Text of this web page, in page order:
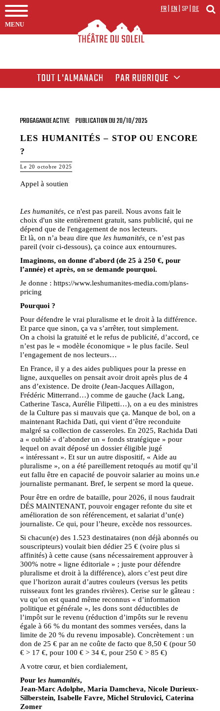
MENU
FR|EN|SP|DE
TOUT L'ALMANACH PAR RUBRIQUE
PROGAGANDE ACTIVE PUBLICATION DU 20/10/2025
LES HUMANITÉS – STOP OU ENCORE
?
Le 20 octobre 2025
Appel à soutien
Les humanités, ce n'est pas pareil. Nous avons fait le
choix d'un site entièrement gratuit, sans publicité, qui ne
dépend que de l'engagement de nos lecteurs.
Et là, on n’a beau dire que les humanités, ce n’est pas
pareil (voir ci-dessous), ça coince aux entournures.
Imaginons, on donne d’abord (de 25 à 250 €, pour
l’année) et après, on se demande pourquoi.
Je donne : https://www.leshumanites-media.com/plans-
pricing
Pourquoi ?
Pour défendre le vrai pluralisme et le droit à la différence.
Et parce que sinon, ça va s’arrêter, tout simplement.
On a choisi la gratuité et le refus de publicité, d’accord, ce
n’est pas le « modèle économique » le plus facile. Seul
l’engagement de nos lecteurs…
En France, il y a des aides publiques pour la presse en
ligne, auxquelles on pensait avoir droit après plus de 4
ans d’existence. De droite (Jean-Jacques Aillagon,
Frédéric Mitterrand…) comme de gauche (Jack Lang,
Catherine Tasca, Aurélie Filipetti…), on a eu des ministres
de la Culture pas si mauvais que ça. Manque de bol, on a
maintenant Rachida Dati, qui vient d’être reconduite
malgré sa collection de casseroles. En 2025, Rachida Dati
a « oublié » d’abonder un « fonds stratégique » pour
lequel on avait déposé un dossier éligible jugé
« intéressant ». Et sur un autre dispositif, « Aide au
pluralisme », on a été pareillement retoqués au motif qu’il
eut fallu être en capacité de pouvoir salarier au moins un.e
journaliste permanant. Bref, le serpent se mord la queue.
Pour être en ordre de bataille, pour 2026, il nous faudrait
DÉS MAINTENANT, pouvoir engager refonte du site et
amélioration de son référencement, et salariat d’un(e)
journaliste. Ce qui, pour l’heure, excède nos ressources.
Si chacun(e) des 1.523 destinataires (non déjà abonnés ou
souscripteurs) voulait bien dédier 25 € (voire plus si
affinités) à cette cause (sans nécessairement approuver à
300% notre « ligne éditoriale » ; juste pour défendre
pluralisme et droit à la différence), alors c’est peut dire
que l’horizon aurait d’autres couleurs (versus les petits
ruisseaux font les grandes rivières). Cerise sur le gâteau :
vu qu’on est quand même reconnus « d’information
politique et générale », les dons sont déductibles de
l’impôt sur le revenu (réduction d’impôts sur le revenu
égale à 66 % du montant des sommes versées, dans la
limite de 20 % du revenu imposable). Concrètement : un
don de 25 € par an ne coûte de facto que 8,50 € (pour 50
€ > 17 €, pour 100 € > 34 €, pour 250 € > 85 €)
A votre cœur, et bien cordialement,
Pour les humanités,
Jean-Marc Adolphe, Maria Damcheva, Nicole Durieux-
Silberstein, Isabelle Favre, Michel Strulovici, Caterina
Zomer